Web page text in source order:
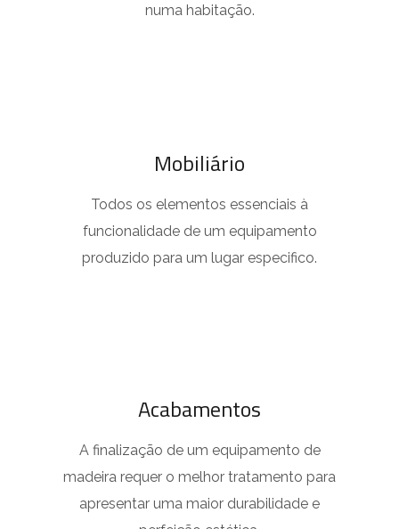
numa habitação.
Mobiliário
Todos os elementos essenciais à
funcionalidade de um equipamento
produzido para um lugar especifico.
Acabamentos
A finalização de um equipamento de
madeira requer o melhor tratamento para
apresentar uma maior durabilidade e